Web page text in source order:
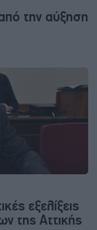
την αύξηση
εξελίξεις
της Αττικής